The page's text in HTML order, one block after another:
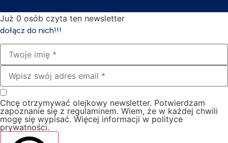
Już 0 osób czyta ten newsletter
dołącz do nich!!!
Chcę otrzymywać olejkowy newsletter. Potwierdzam
zapoznanie się z regulaminem. Wiem, że w każdej chwili
mogę się wypisać. Więcej informacji w polityce
prywatności.